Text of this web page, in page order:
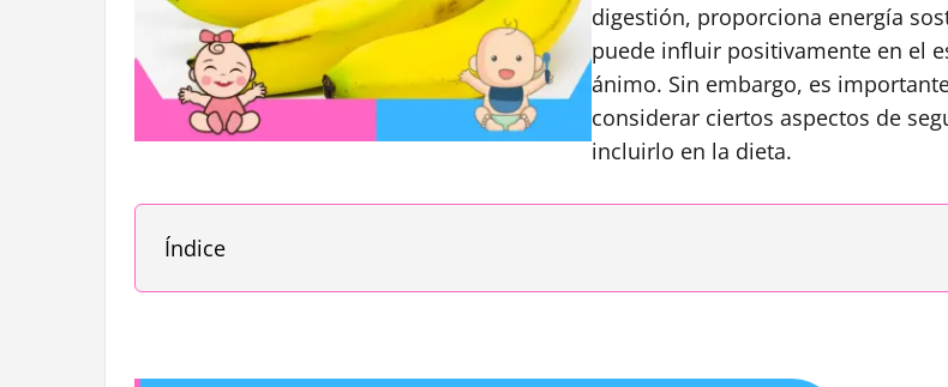
digestión, proporciona energía
puede influir positivamente en el
ánimo. Sin embargo, es
considerar ciertos aspectos de
incluirlo en la dieta.
Índice